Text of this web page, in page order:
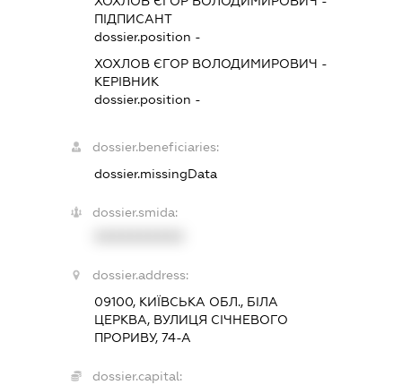
ПІДПИСАНТ
dossier.position -
ХОХЛОВ ЄГОР ВОЛОДИМИРОВИЧ -
КЕРІВНИК
dossier.position -
dossier.beneficiaries:
dossier.missingData
dossier.smida:
dossier.address:
09100, КИЇВСЬКА ОБЛ., БІЛА
ЦЕРКВА, ВУЛИЦЯ СІЧНЕВОГО
ПРОРИВУ, 74-А
dossier.capital: